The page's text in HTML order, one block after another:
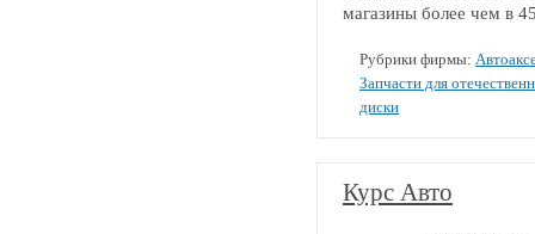
магазины более чем в
Рубрики фирмы:
Запчасти для
диски
Курс Авто